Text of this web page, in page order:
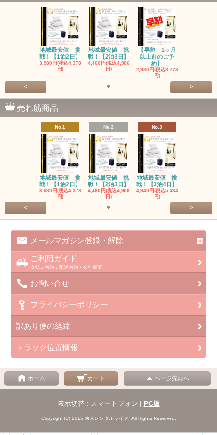
地域最安値 挑
戦！【1泊2日】
3,980円(税込4,378
円)
地域最安値 挑
戦！【2泊3日】
4,460円(税込4,906
円)
【早割 1ヶ月
以上前のご予
約】
2,980円(税込3,278
円)
< >
売れ筋商品
No.1
地域最安値 挑
戦！【1泊2日】
3,980円(税込4,378
円)
No.2
地域最安値 挑
戦！【2泊3日】
4,460円(税込4,906
円)
No.3
地域最安値 挑
戦！【3泊4日】
4,940円(税込5,434
円)
< >
メールマガジン登録・解除
ご利用ガイド
支払い方法 / 配送方法 / 会社概要
お問い合せ
プライバシーポリシー
訳あり便の経緯
トラック位置情報
ホーム カート ページ先頭へ
表示切替 : スマートフォン | PC版
Copyright (C) 2015 東京レンタルライフ. All Rights Reserved.